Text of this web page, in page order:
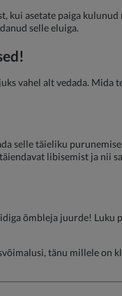
kui asetate paiga
selle eluiga.
vahel alt vedada. Mida
selle täieliku
libisemist ja nii
õmbleja juurde! Luku
tänu millele on